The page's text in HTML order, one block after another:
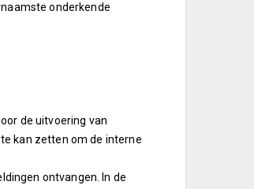
onderkende
de uitvoering van
kan zetten om de interne
ontvangen. In de